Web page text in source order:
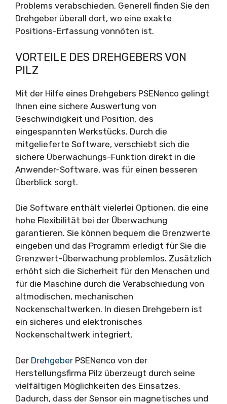
Problems verabschieden. Generell finden Sie den
Drehgeber überall dort, wo eine exakte
Positions-Erfassung vonnöten ist.
VORTEILE DES DREHGEBERS VON
PILZ
Mit der Hilfe eines Drehgebers PSENenco gelingt
Ihnen eine sichere Auswertung von
Geschwindigkeit und Position, des
eingespannten Werkstücks. Durch die
mitgelieferte Software, verschiebt sich die
sichere Überwachungs-Funktion direkt in die
Anwender-Software, was für einen besseren
Überblick sorgt.
Die Software enthält vielerlei Optionen, die eine
hohe Flexibilität bei der Überwachung
garantieren. Sie können bequem die Grenzwerte
eingeben und das Programm erledigt für Sie die
Grenzwert-Überwachung problemlos. Zusätzlich
erhöht sich die Sicherheit für den Menschen und
für die Maschine durch die Verabschiedung von
altmodischen, mechanischen
Nockenschaltwerken. In diesen Drehgebern ist
ein sicheres und elektronisches
Nockenschaltwerk integriert.
Der Drehgeber PSENenco von der
Herstellungsfirma Pilz überzeugt durch seine
vielfältigen Möglichkeiten des Einsatzes.
Dadurch, dass der Sensor ein magnetisches und